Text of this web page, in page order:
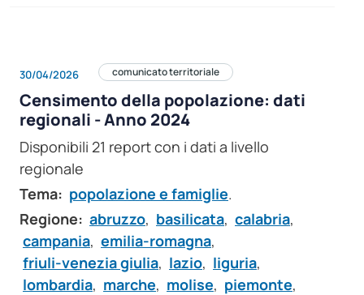
30/04/2026 comunicato territoriale
Censimento della popolazione: dati
regionali - Anno 2024
Disponibili 21 report con i dati a livello
regionale
Tema: popolazione e famiglie.
Regione: abruzzo, basilicata, calabria,
campania, emilia-romagna,
friuli-venezia giulia, lazio, liguria,
lombardia, marche, molise, piemonte,